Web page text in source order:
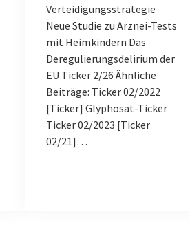
Verteidigungsstrategie
Neue Studie zu Arznei-Tests
mit Heimkindern Das
Deregulierungsdelirium der
EU Ticker 2/26 Ähnliche
Beiträge: Ticker 02/2022
[Ticker] Glyphosat-Ticker
Ticker 02/2023 [Ticker
02/21]…